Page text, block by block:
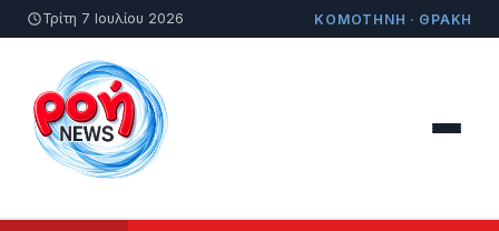
Τρίτη 7 Ιουλίου 2026 ΚΟΜΟΤΗΝΗ · ΘΡΑΚΗ